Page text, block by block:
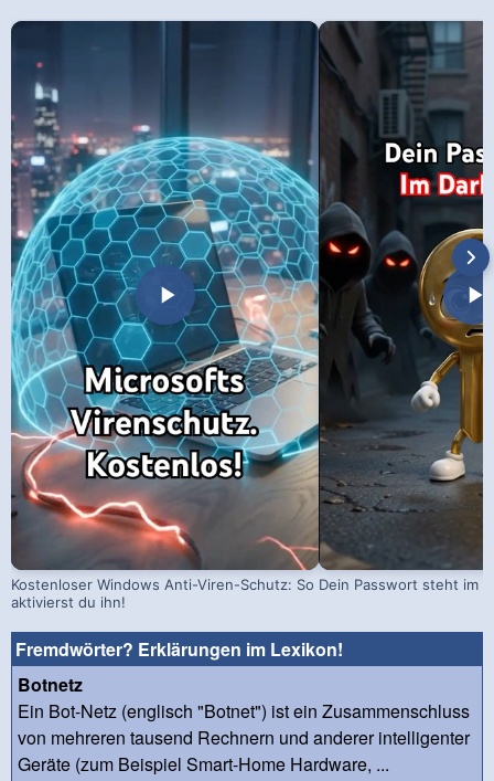
Kostenloser Windows Anti-Viren-Schutz: So
aktivierst du ihn!
Dein Passwort steht im
Fremdwörter? Erklärungen im Lexikon!
Botnetz
Ein Bot-Netz (englisch "Botnet") ist ein Zusammenschluss
von mehreren tausend Rechnern und anderer intelligenter
Geräte (zum Beispiel Smart-Home Hardware, ...